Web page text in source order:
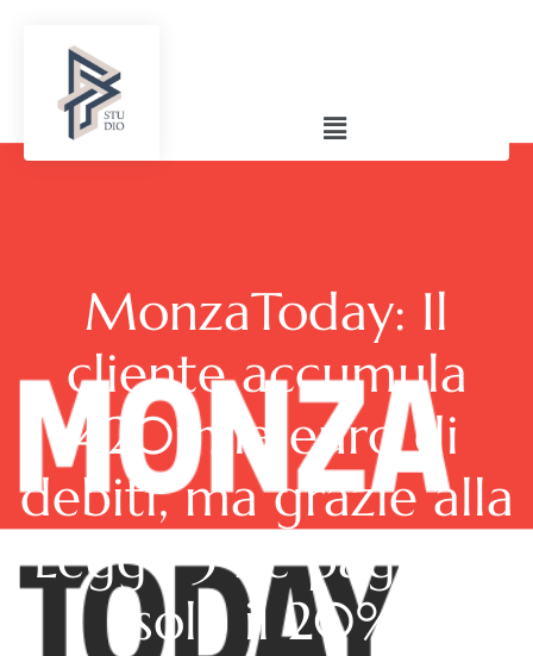
MonzaToday: Il
cliente accumula
420mila euro di
debiti, ma grazie alla
Legge 3 ne pagherà
solo il 20%